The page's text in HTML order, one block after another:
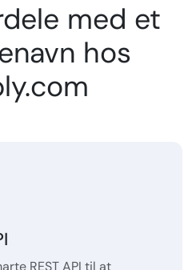
med et
hos
REST API til at